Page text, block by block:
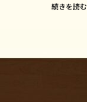
続きを読む